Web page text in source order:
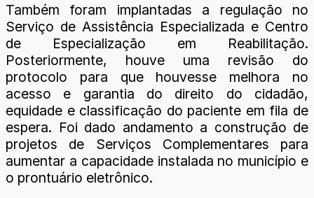
Também foram implantadas a regulação no
Serviço de Assistência Especializada e Centro
de Especialização em Reabilitação.
Posteriormente, houve uma revisão do
protocolo para que houvesse melhora no
acesso e garantia do direito do cidadão,
equidade e classificação do paciente em fila de
espera. Foi dado andamento a construção de
projetos de Serviços Complementares para
aumentar a capacidade instalada no município e
o prontuário eletrônico.